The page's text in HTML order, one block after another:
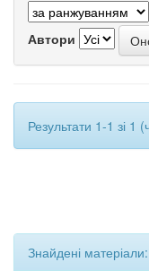
Автори
Результати 1-1 зі 1
Знайдені матеріали: